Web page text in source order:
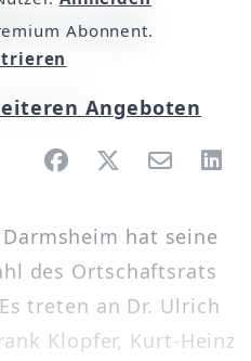
an der
00:00 Uhr
hat seine
des Ortschaftsrats
treten an Dr. Ulrich
Klopfer, Kurt-Heinz
Abonnent.
Angeboten